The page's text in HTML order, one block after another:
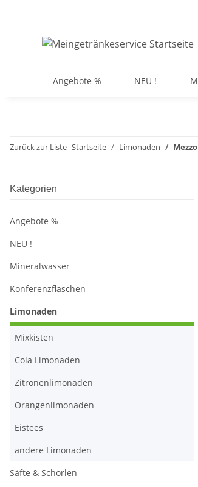
Angebote % NEU !
Zurück zur Liste Startseite Limonaden
Kategorien
Angebote %
NEU !
Mineralwasser
Konferenzflaschen
Limonaden
Mixkisten
Cola Limonaden
Zitronenlimonaden
Orangenlimonaden
Eistees
andere Limonaden
Säfte & Schorlen